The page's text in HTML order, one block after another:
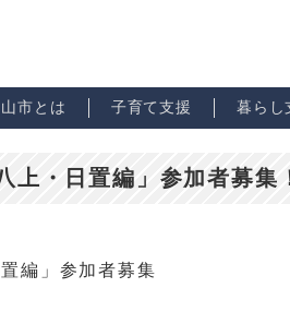
市とは 子育て支援 暮らし
上・日置編」参加者募集
編」参加者募集